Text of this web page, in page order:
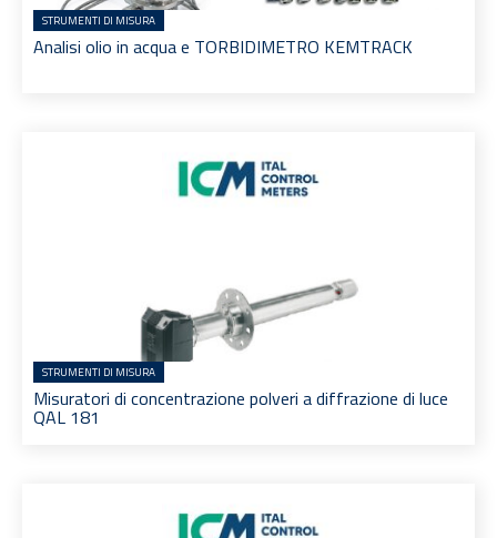
STRUMENTI DI MISURA
Analisi olio in acqua e TORBIDIMETRO KEMTRACK
STRUMENTI DI MISURA
Misuratori di concentrazione polveri a diffrazione di luce
QAL 181